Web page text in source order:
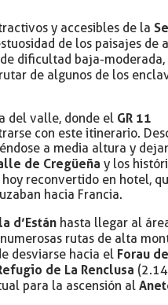
y accesibles de la
de los paisajes de
dificultad baja-
de algunos de los
del valle, donde el GR 11
con este itinerario.
a media altura y
de Cregüeña y los
hoy reconvertido en hotel,
hacia Francia.
d’Están hasta llegar al
rutas de alta
desviarse hacia el Forau de
de La Renclusa
para la ascensión al